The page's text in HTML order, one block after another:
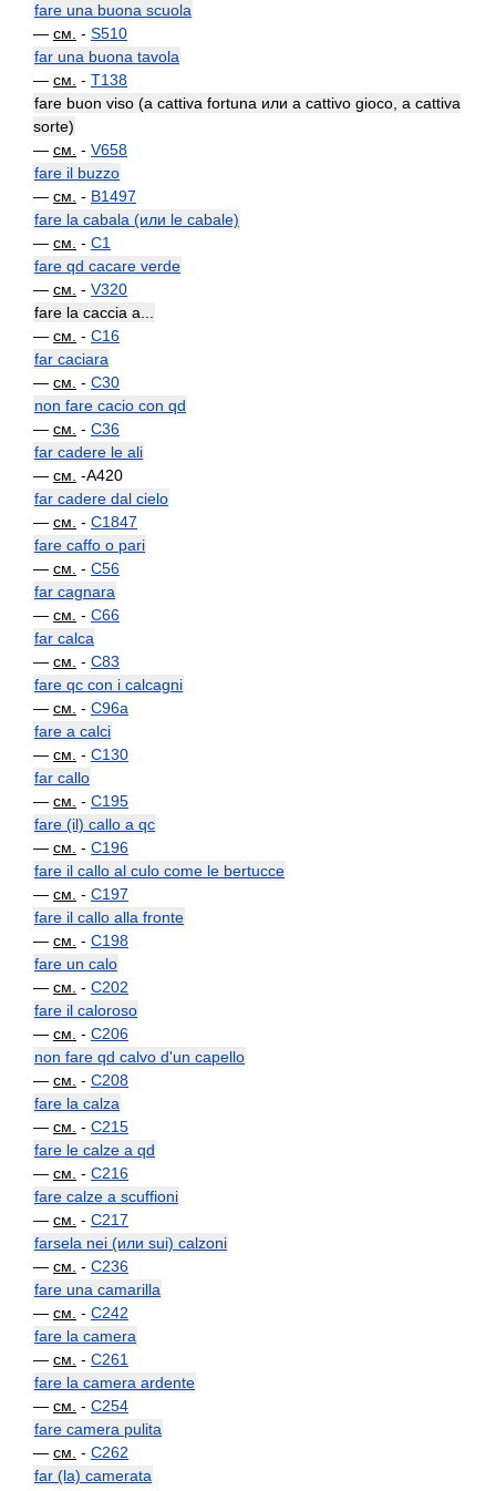
fare una buona scuola
— см. - S510
far una buona tavola
— см. - T138
fare buon viso (a cattiva fortuna или a cattivo gioco, a cattiva
sorte)
— см. - V658
fare il buzzo
— см. - B1497
fare la cabala (или le cabale)
— см. - C1
fare qd cacare verde
— см. - V320
fare la caccia a...
— см. - C16
far caciara
— см. - C30
non fare cacio con qd
— см. - C36
far cadere le ali
— см. -A420
far cadere dal cielo
— см. - C1847
fare caffo o pari
— см. - C56
far cagnara
— см. - C66
far calca
— см. - C83
fare qc con i calcagni
— см. - C96a
fare a calci
— см. - C130
far callo
— см. - C195
fare (il) callo a qc
— см. - C196
fare il callo al culo come le bertucce
— см. - C197
fare il callo alla fronte
— см. - C198
fare un calo
— см. - C202
fare il caloroso
— см. - C206
non fare qd calvo d'un capello
— см. - C208
fare la calza
— см. - C215
fare le calze a qd
— см. - C216
fare calze a scuffioni
— см. - C217
farsela nei (или sui) calzoni
— см. - C236
fare una camarilla
— см. - C242
fare la camera
— см. - C261
fare la camera ardente
— см. - C254
fare camera pulita
— см. - C262
far (la) camerata